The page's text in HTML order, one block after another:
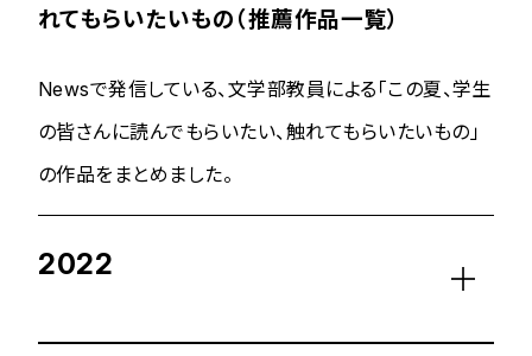
れてもらいたいもの（推薦作品一覧）
Newsで発信している、文学部教員による「この夏、学生
の皆さんに読んでもらいたい、触れてもらいたいもの」
の作品をまとめました。
2022